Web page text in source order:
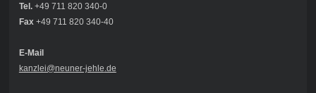
Tel.+49 711 820 340-0
Fax+49 711 820 340-40
E-Mail
kanzlei@neuner-jehle .de